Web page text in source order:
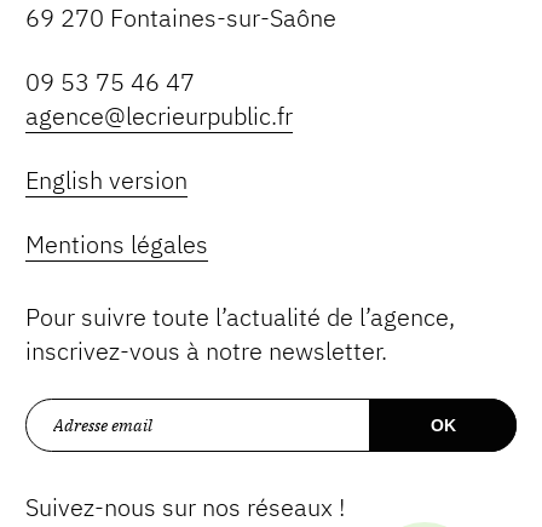
69 270 Fontaines-sur-Saône
09 53 75 46 47
agence@lecrieurpublic.fr
English version
Mentions légales
Pour suivre toute l’actualité de l’agence,
inscrivez-vous à notre newsletter.
Suivez-nous sur nos réseaux !